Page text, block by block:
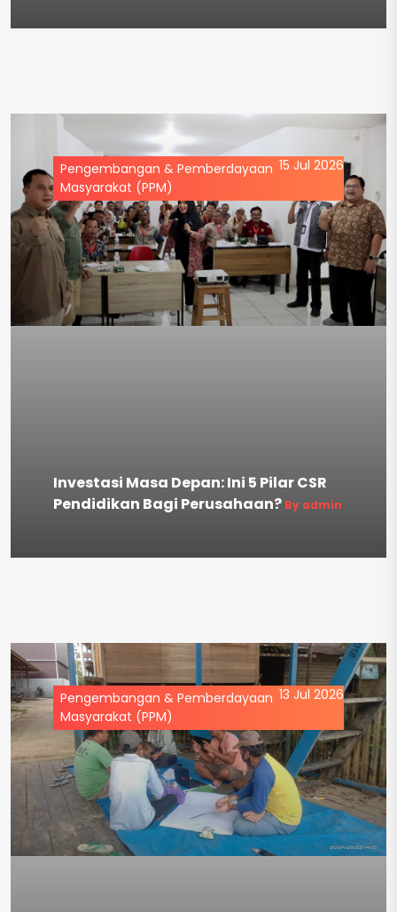
Pengembangan & Pemberdayaan
Masyarakat (PPM)
15 Jul 2026
Investasi Masa Depan: Ini 5 Pilar CSR
Pendidikan Bagi Perusahaan? By admin
Pengembangan & Pemberdayaan
Masyarakat (PPM)
13 Jul 2026